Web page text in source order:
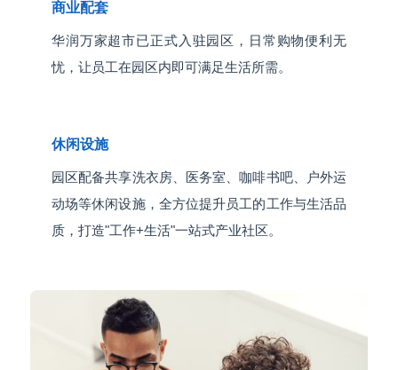
商业配套
华润万家超市已正式入驻园区，日常购物便利无
忧，让员工在园区内即可满足生活所需。
休闲设施
园区配备共享洗衣房、医务室、咖啡书吧、户外运
动场等休闲设施，全方位提升员工的工作与生活品
质，打造"工作+生活"一站式产业社区。